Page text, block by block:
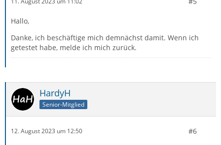
Hallo,
Danke, ich beschäftige mich demnächst damit. Wenn ich
getestet habe, melde ich mich zurück.
HardyH
Senior-Mitglied
12. August 2023 um 12:50 #6